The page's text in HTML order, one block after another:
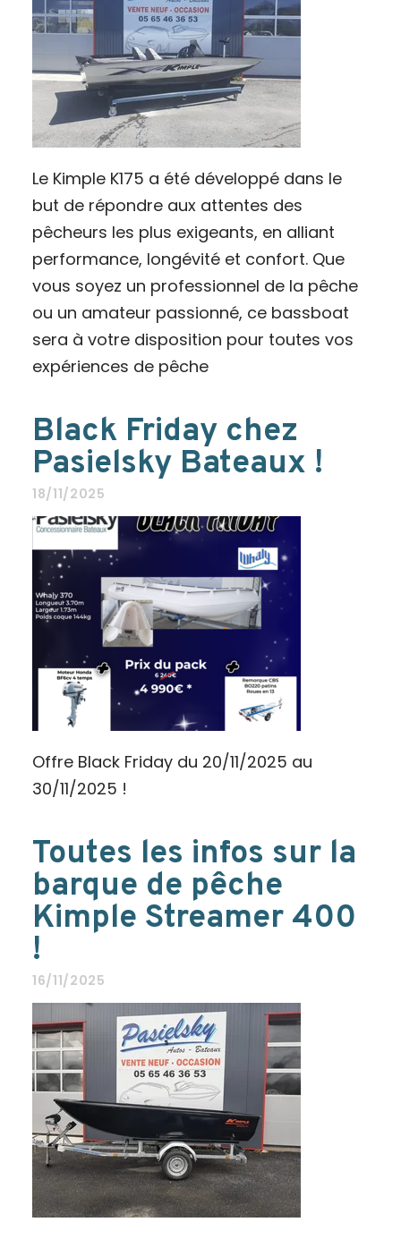
Le Kimple K175 a été développé dans le
but de répondre aux attentes des
pêcheurs les plus exigeants, en alliant
performance, longévité et confort. Que
vous soyez un professionnel de la pêche
ou un amateur passionné, ce bassboat
sera à votre disposition pour toutes vos
expériences de pêche
Black Friday chez
Pasielsky Bateaux !
18/11/2025
Offre Black Friday du 20/11/2025 au
30/11/2025 !
Toutes les infos sur la
barque de pêche
Kimple Streamer 400
!
16/11/2025